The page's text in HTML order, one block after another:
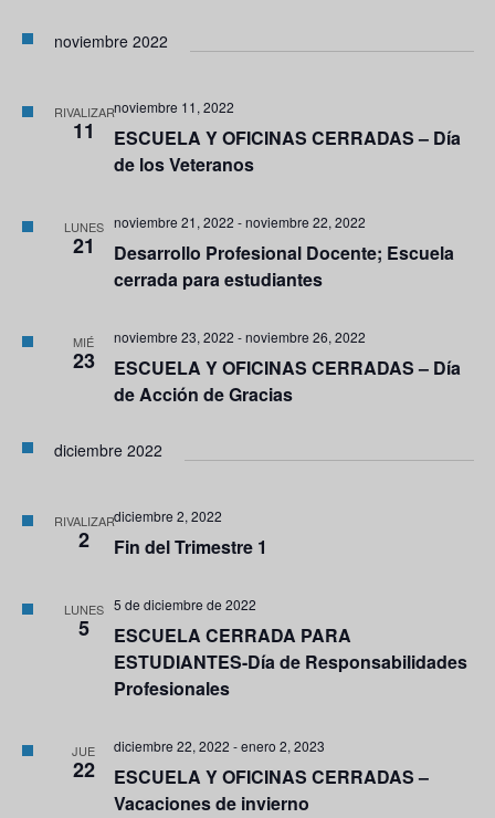
noviembre 2022
RIVALIZAR
11
ESCUELA Y OFICINAS CERRADAS – Día
de los Veteranos
noviembre 11, 2022
LUNES
21
Desarrollo Profesional Docente; Escuela
cerrada para estudiantes
noviembre 21, 2022 -noviembre 22, 2022
MIÉ
23
ESCUELA Y OFICINAS CERRADAS – Día
de Acción de Gracias
noviembre 23, 2022 -noviembre 26, 2022
diciembre 2022
RIVALIZAR
2 Fin del Trimestre 1
diciembre 2, 2022
LUNES
5
ESCUELA CERRADA PARA
ESTUDIANTES-Día de Responsabilidades
Profesionales
5 de diciembre de 2022
JUE
22
ESCUELA Y OFICINAS CERRADAS –
Vacaciones de invierno
diciembre 22, 2022 -enero 2, 2023